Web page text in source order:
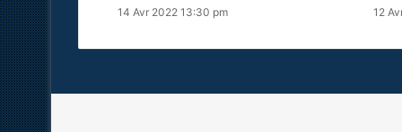
14 Avr 2022 13:30 pm 12